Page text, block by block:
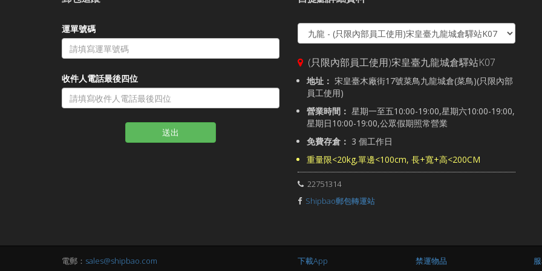
運單號碼
收件人電話最後四位
送出
(只限內部員工使用)宋皇臺九龍城倉驛站K07
地址： 宋皇臺木廠街17號菜鳥九龍城倉(菜鳥)(只限內部
員工使用)
營業時間： 星期一至五10:00-19:00,星期六10:00-19:00,
星期日10:00-19:00,公眾假期照常營業
免費存倉： 3 個工作日
重量限<20kg,單邊<100cm, 長+寬+高<200CM
22751314
Shipbao郵包轉運站
電郵： sales@shipbao.com 下載App 禁運物品